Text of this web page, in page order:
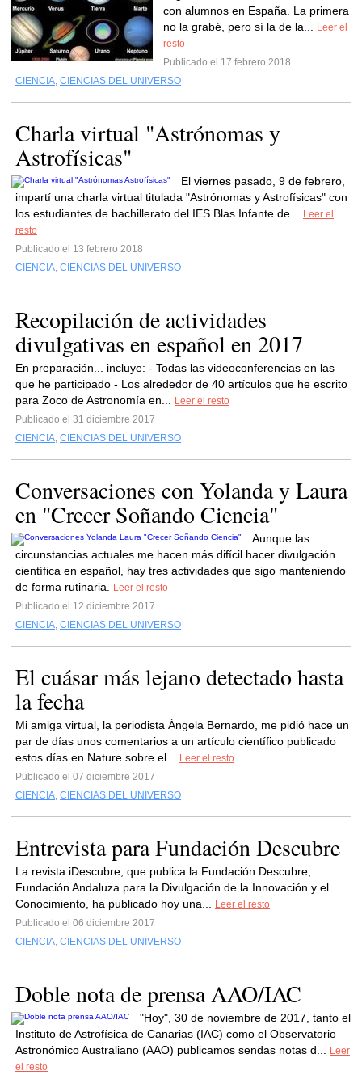
con alumnos en España. La primera
no la grabé, pero sí la de la...
Leer el
resto
Publicado el 17 febrero 2018
CIENCIA, CIENCIAS DEL UNIVERSO
Charla virtual "Astrónomas y
Astrofísicas"
El viernes pasado, 9 de febrero,
impartí una charla virtual titulada "Astrónomas y Astrofísicas" con
los estudiantes de bachillerato del IES Blas Infante de...
Leer el
resto
Publicado el 13 febrero 2018
CIENCIA, CIENCIAS DEL UNIVERSO
Recopilación de actividades
divulgativas en español en 2017
En preparación... incluye: - Todas las videoconferencias en las
que he participado - Los alrededor de 40 artículos que he escrito
para Zoco de Astronomía en...
Leer el resto
Publicado el 31 diciembre 2017
CIENCIA, CIENCIAS DEL UNIVERSO
Conversaciones con Yolanda y Laura
en "Crecer Soñando Ciencia"
Aunque las
circunstancias actuales me hacen más difícil hacer divulgación
científica en español, hay tres actividades que sigo manteniendo
de forma rutinaria.
Leer el resto
Publicado el 12 diciembre 2017
CIENCIA, CIENCIAS DEL UNIVERSO
El cuásar más lejano detectado hasta
la fecha
Mi amiga virtual, la periodista Ángela Bernardo, me pidió hace un
par de días unos comentarios a un artículo científico publicado
estos días en Nature sobre el...
Leer el resto
Publicado el 07 diciembre 2017
CIENCIA, CIENCIAS DEL UNIVERSO
Entrevista para Fundación Descubre
La revista iDescubre, que publica la Fundación Descubre,
Fundación Andaluza para la Divulgación de la Innovación y el
Conocimiento, ha publicado hoy una...
Leer el resto
Publicado el 06 diciembre 2017
CIENCIA, CIENCIAS DEL UNIVERSO
Doble nota de prensa AAO/IAC
"Hoy", 30 de noviembre de 2017, tanto el
Instituto de Astrofísica de Canarias (IAC) como el Observatorio
Astronómico Australiano (AAO) publicamos sendas notas d...
Leer
el resto